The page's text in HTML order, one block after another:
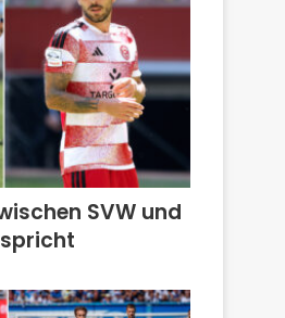
SVW und